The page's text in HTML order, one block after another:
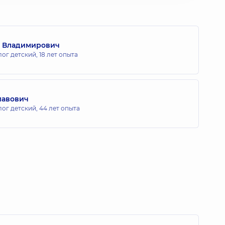
Владимирович
детский, 18 лет опыта
детский, 44 лет опыта